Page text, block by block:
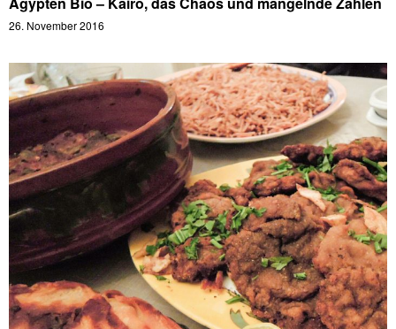
26. November 2016